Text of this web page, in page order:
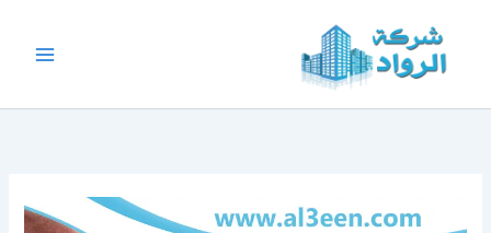
المحتوى